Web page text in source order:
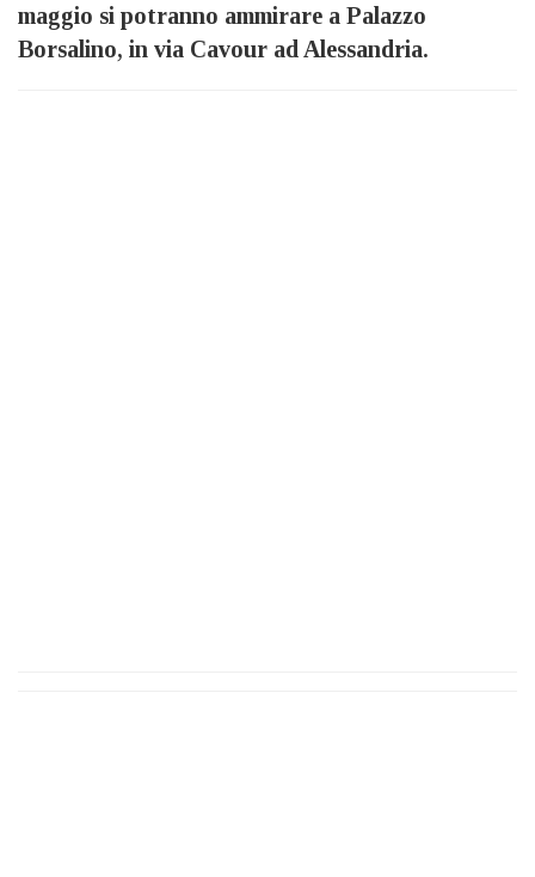
maggio si potranno ammirare a Palazzo
Borsalino, in via Cavour ad Alessandria.